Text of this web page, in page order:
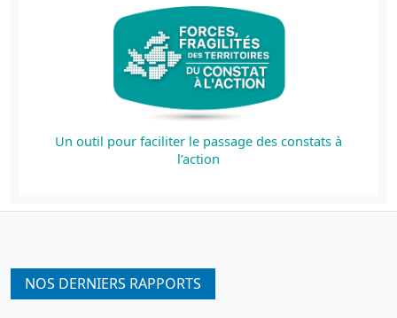
Un outil pour faciliter le passage des constats à
l’action
NOS DERNIERS RAPPORTS